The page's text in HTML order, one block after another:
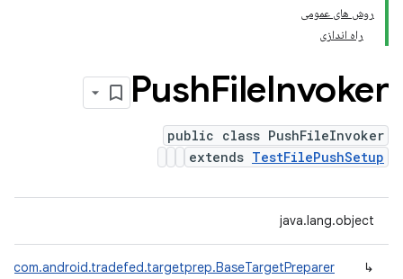
روش های عمومی
راه اندازی
PushFileInvoker
public class PushFileInvoker
extends TestFilePushSetup
java.lang.object
↳
com.android.tradefed.targetprep.BaseTargetPreparer